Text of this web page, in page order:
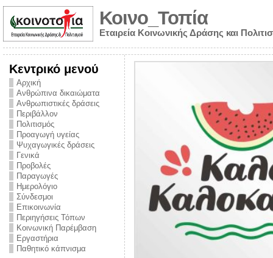
Κοινο_Τοπία
Εταιρεία Κοινωνικής Δράσης και
Κεντρικό μενού
Αρχική
Ανθρώπινα δικαιώματα
Ανθρωπιστικές δράσεις
Περιβάλλον
Πολιτισμός
Προαγωγή υγείας
Ψυχαγωγικές δράσεις
Γενικά
Προβολές
Παραγωγές
Ημερολόγιο
Σύνδεσμοι
Επικοινωνία
Περιηγήσεις Τόπων
Κοινωνική Παρέμβαση
Εργαστήρια
Παθητικό κάπνισμα
από την
την ημέρα
και
στο